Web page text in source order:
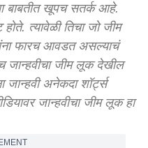
बाबतीत खूपच सतर्क आहे.
त्यावेळी तिचा जो जीम
फारच आवडत असल्याचं
जान्हवीचा जीम लूक देखील
जान्हवी अनेकदा शॉर्ट्स
जान्हवीचा जीम लूक हा